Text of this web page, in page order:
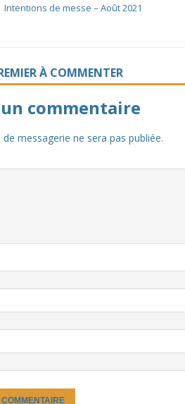
Intentions de messe – Août 2021
À COMMENTER
commentaire
messagerie ne sera pas publiée.